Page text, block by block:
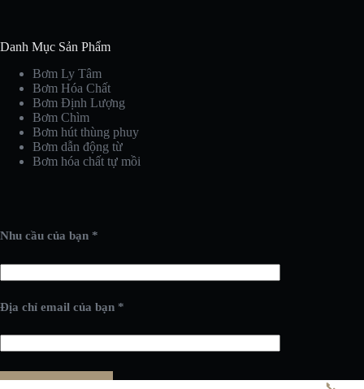
Danh Mục Sản Phẩm
Bơm Ly Tâm
Bơm Hóa Chất
Bơm Định Lượng
Bơm Chìm
Bơm hút thùng phuy
Bơm dẫn động từ
Bơm hóa chất tự mồi
Nhu cầu của bạn *
Địa chỉ email của bạn *